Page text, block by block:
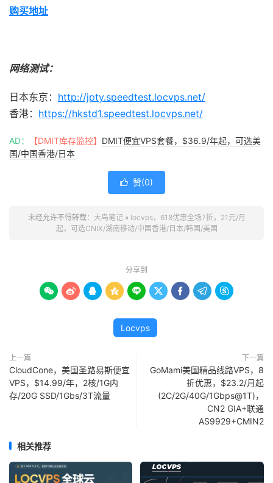
购买地址
网络测试：
日本东京： http://jpty.speedtest.locvps.net/
香港： https://hkstd1.speedtest.locvps.net/
AD： 【DMIT库存监控】 DMIT便宜VPS套餐，$36.9/年起，可选美
国/中国香港/日本
 赞(0)
未经允许不得转载： 大鸟笔记» locvps，618优惠全场7折，21元/月
起，可选CNIX/湖南移动/中国香港/日本/韩国/美国
分享到
        
Locvps
上一篇
CloudCone，美国圣路易斯便宜
VPS，$14.99/年，2核/1G内
存/20G SSD/1Gbs/3T流量
下一篇
GoMami美国精品线路VPS，8
折优惠，$23.2/月起
(2C/2G/40G/1Gbps@1T)，
CN2 GIA+联通
AS9929+CMIN2
相关推荐